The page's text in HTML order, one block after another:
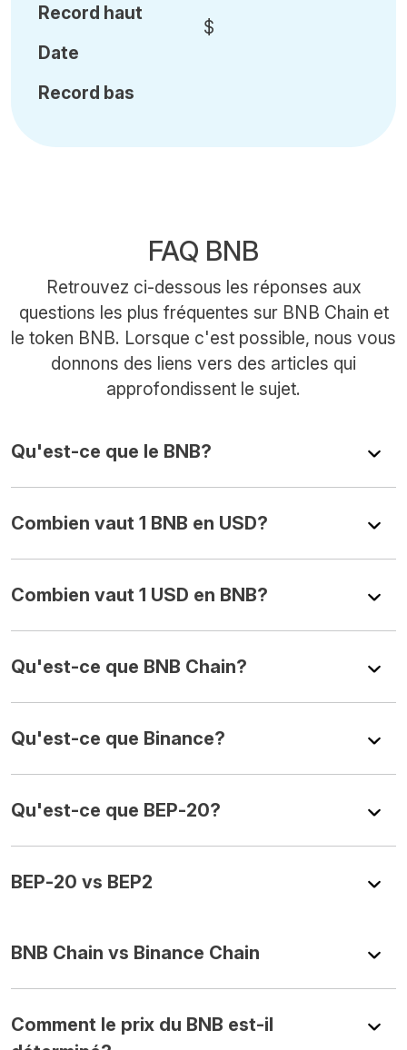
Record haut
Date
Record bas
$
FAQ BNB
Retrouvez ci-dessous les réponses aux
questions les plus fréquentes sur BNB Chain et
le token BNB. Lorsque c'est possible, nous vous
donnons des liens vers des articles qui
approfondissent le sujet.
Qu'est-ce que le BNB?
Combien vaut 1 BNB en USD?
Combien vaut 1 USD en BNB?
Qu'est-ce que BNB Chain?
Qu'est-ce que Binance?
Qu'est-ce que BEP-20?
BEP-20 vs BEP2
BNB Chain vs Binance Chain
Comment le prix du BNB est-il